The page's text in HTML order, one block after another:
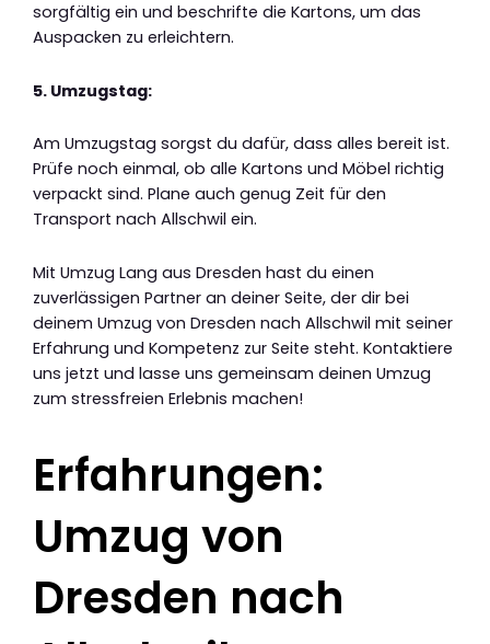
sorgfältig ein und beschrifte die Kartons, um das
Auspacken zu erleichtern.
5. Umzugstag:
Am Umzugstag sorgst du dafür, dass alles bereit ist.
Prüfe noch einmal, ob alle Kartons und Möbel richtig
verpackt sind. Plane auch genug Zeit für den
Transport nach Allschwil ein.
Mit Umzug Lang aus Dresden hast du einen
zuverlässigen Partner an deiner Seite, der dir bei
deinem Umzug von Dresden nach Allschwil mit seiner
Erfahrung und Kompetenz zur Seite steht. Kontaktiere
uns jetzt und lasse uns gemeinsam deinen Umzug
zum stressfreien Erlebnis machen!
Erfahrungen:
Umzug von
Dresden nach